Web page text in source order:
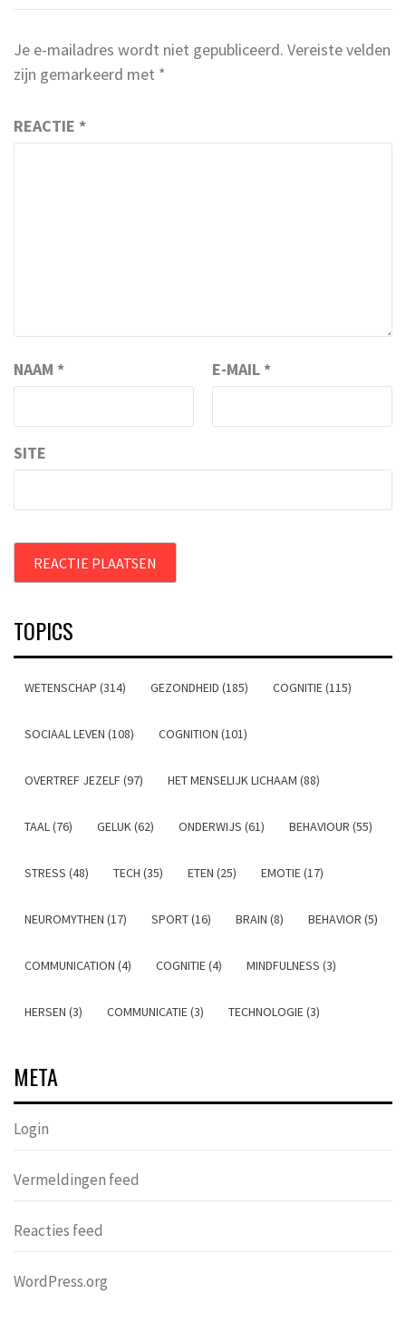
Je e-mailadres wordt niet gepubliceerd. Vereiste velden
zijn gemarkeerd met *
REACTIE *
NAAM * E-MAIL *
SITE
TOPICS
WETENSCHAP (314) GEZONDHEID (185) COGNITIE (115)
SOCIAAL LEVEN (108) COGNITION (101)
OVERTREF JEZELF (97) HET MENSELIJK LICHAAM (88)
TAAL (76) GELUK (62) ONDERWIJS (61) BEHAVIOUR (55)
STRESS (48) TECH (35) ETEN (25) EMOTIE (17)
NEUROMYTHEN (17) SPORT (16) BRAIN (8) BEHAVIOR (5)
COMMUNICATION (4) COGNITIE (4) MINDFULNESS (3)
HERSEN (3) COMMUNICATIE (3) TECHNOLOGIE (3)
META
Login
Vermeldingen feed
Reacties feed
WordPress.org